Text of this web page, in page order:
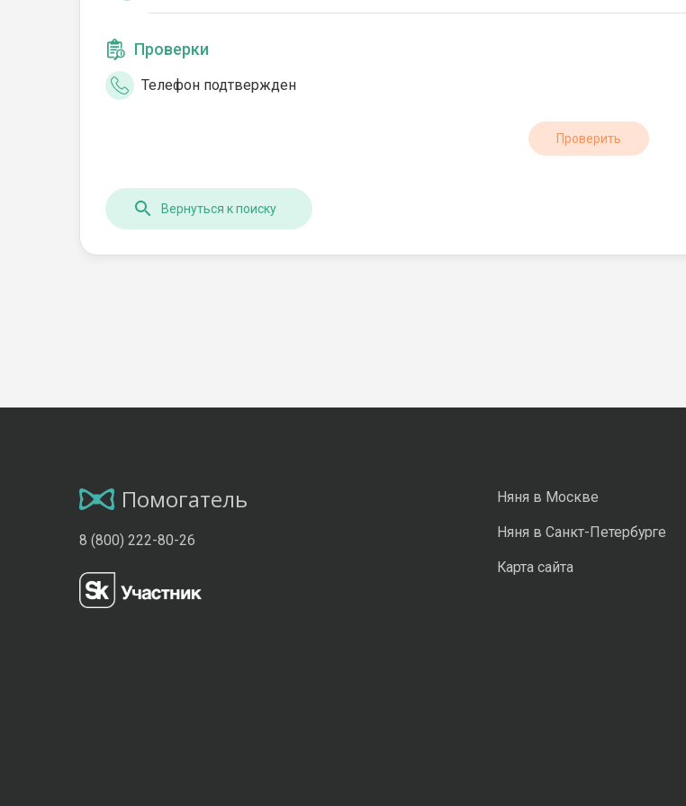
Проверки
Телефон подтвержден
Проверить
Вернуться к поиску
Помогатель
8 (800) 222-80-26
Няня в Москве
Няня в Санкт-Петербурге
Карта сайта